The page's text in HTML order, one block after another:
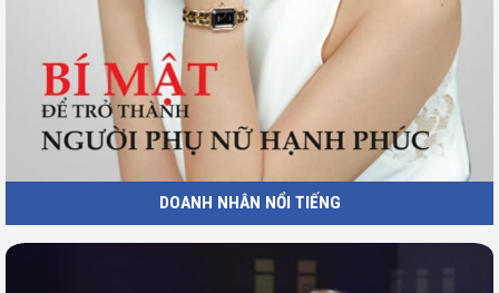
DOANH NHÂN NỔI TIẾNG